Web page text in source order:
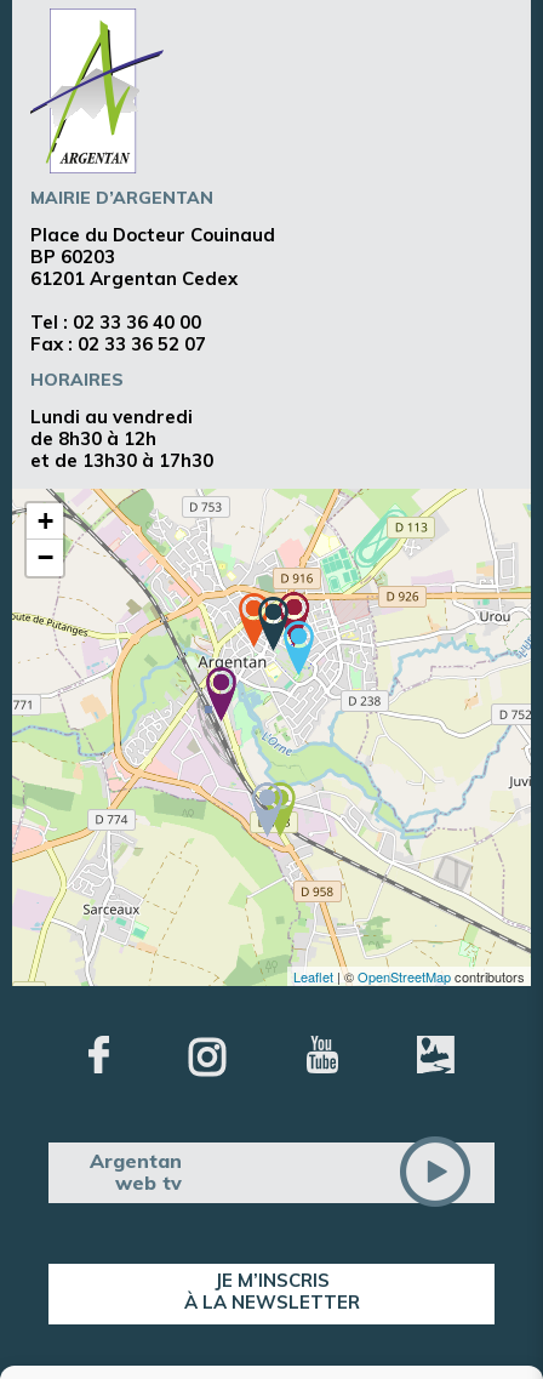
MAIRIE D’ARGENTAN
Place du Docteur Couinaud
BP 60203
61201 Argentan Cedex
Tel : 02 33 36 40 00
Fax : 02 33 36 52 07
HORAIRES
Lundi au vendredi
de 8h30 à 12h
et de 13h30 à 17h30
+
−
Leaflet | ©OpenStreetMapcontributors
Argentan
web tv
JE M’INSCRIS
À LA NEWSLETTER